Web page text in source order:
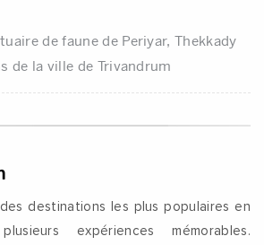
de faune de Periyar, Thekkady
de la ville de Trivandrum
destinations les plus populaires en
expériences mémorables.